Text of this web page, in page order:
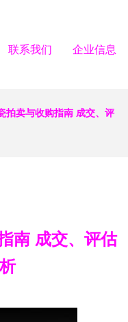
联系我们 企业信息
拍卖与收购指南 成交、评
南 成交、评估